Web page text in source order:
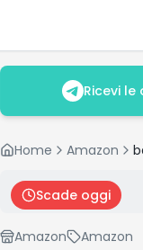
Ricevi
Home Amazon
Scade oggi
Amazon Amazon